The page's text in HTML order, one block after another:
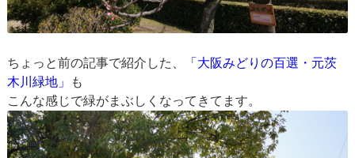
ちょっと前の記事で紹介した、
「大阪みどりの百選・元茨
木川緑地」
も
こんな感じで緑がまぶしくなってきてます。